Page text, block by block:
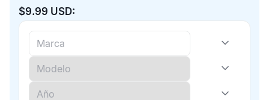
$9.99 USD: